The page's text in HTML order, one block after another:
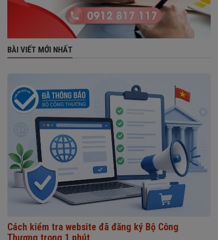
BÀI VIẾT MỚI NHẤT
Cách kiểm tra website đã đăng ký Bộ Công
Thương trong 1 phút